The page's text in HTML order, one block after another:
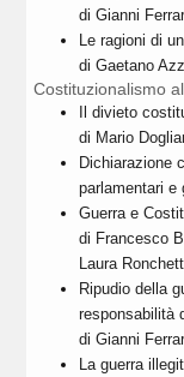
di Gianni
Le ragioni di
di Gaetano
Costituzionalismo
Il divieto
di Mario
Dichiarazione
parlamentari e
Guerra e
di Francesco
Laura
Ripudio della
responsabilità
di Gianni
La guerra